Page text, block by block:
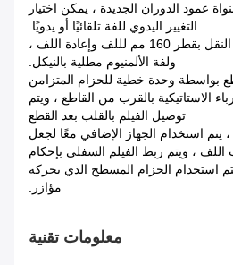
عمود الدوران الجديدة ، يمكن اختيار
التغيير اليدوي للفة تلقائيًا أو يدويًا.
تم تجهيز إثنين من بكرات النقل بقطر 160 مم لللف وإعادة اللف ،
ولفة الألمنيوم مطلية بالنيكل.
بواسطة وحدة خطية للحزام المتزامن
الاستاتيكية بالقرب من القاطع ، ويتم
توصيل الفيلم بالقلب بعد القطع
يتم استخدام الجهاز الإضافي معًا لجعل
، ويتم ربط الفيلم السفلي بإحكام
استخدام الحزام المسطح الذي يحركه
مؤازر.
معلومات تقنية